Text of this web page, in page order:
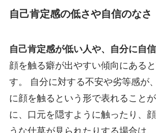
自己肯定感の低さや自信のなさ
自己肯定感が低い人や、自分に自
顔を触る癖が出やすい傾向にある
す。 自分に対する不安や劣等感が
に顔を触るという形で表れること
に、口元を隠すように触ったり、